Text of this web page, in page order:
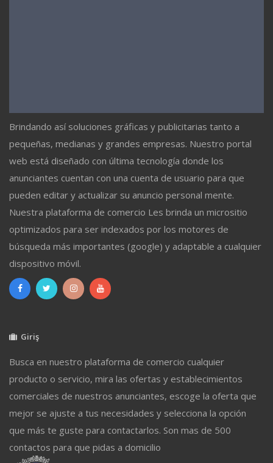
Brindando así soluciones gráficas y publicitarias tanto a
pequeñas, medianas y grandes empresas. Nuestro portal
web está diseñado con última tecnología donde los
anunciantes cuentan con una cuenta de usuario para que
pueden editar y actualizar su anuncio personal mente.
Nuestra plataforma de comercio Les brinda un micrositio
optimizados para ser indexados por los motores de
búsqueda más importantes (google) y adaptable a cualquier
dispositivo móvil.
Giriş
Busca en nuestro plataforma de comercio cualquier
producto o servicio, mira las ofertas y establecimientos
comerciales de nuestros anunciantes, escoge la oferta que
mejor se ajuste a tus necesidades y selecciona la opción
que más te guste para contactarlos. Son mas de 500
contactos para que pidas a domicilio